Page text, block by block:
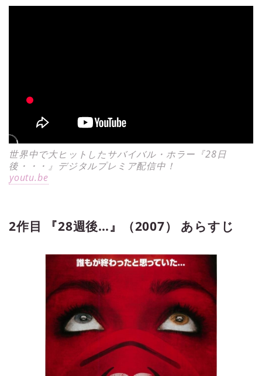
世界中で大ヒットしたサバイバル・ホラー『28日
後・・・』デジタルプレミア配信中！
youtu.be
2作目 『28週後…』（2007） あらすじ